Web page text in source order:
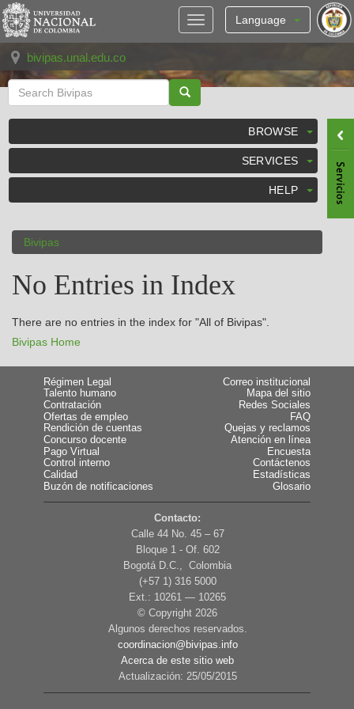
Skip
navigation
Language
bivipas.unal.edu.co
BROWSE
SERVICES
HELP
Bivipas
No Entries in Index
There are no entries in the index for "All of Bivipas".
Bivipas Home
Régimen Legal
Talento humano
Contratación
Ofertas de empleo
Rendición de cuentas
Concurso docente
Pago Virtual
Control interno
Calidad
Buzón de notificaciones
Correo institucional
Mapa del sitio
Redes Sociales
FAQ
Quejas y reclamos
Atención en línea
Encuesta
Contáctenos
Estadísticas
Glosario
Contacto:
Calle 44 No. 45 – 67
Bloque 1 - Of. 602
Bogotá D.C., Colombia
(+57 1) 316 5000
Ext.: 10261 — 10265
© Copyright 2026
Algunos derechos reservados.
coordinacion@bivipas.info
Acerca de este sitio web
Actualización: 25/05/2015